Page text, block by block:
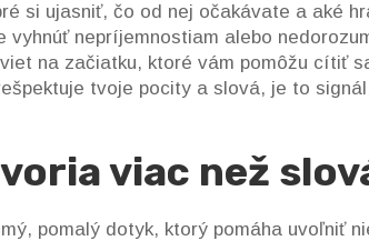
si ujasniť, čo od nej očakávate a aké
nepríjemnostiam alebo
na začiatku, ktoré vám pomôžu cítiť
tvoje pocity a slová, je to
viac než
pomalý dotyk, ktorý pomáha uvoľniť